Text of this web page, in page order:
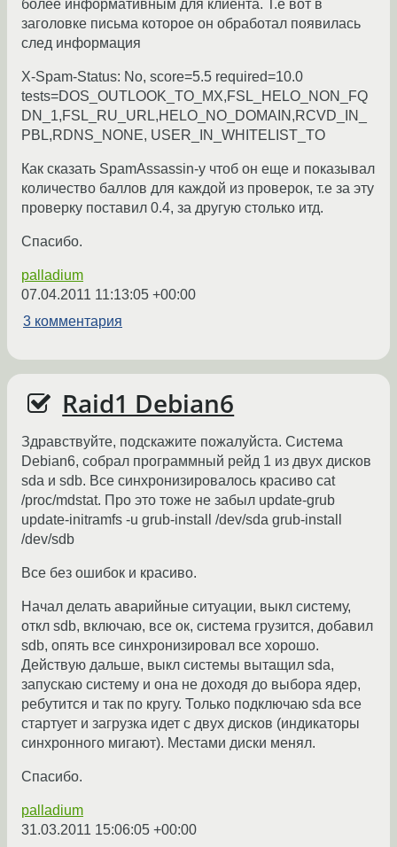
более информативным для клиента. Т.е вот в
заголовке письма которое он обработал появилась
след информация
X-Spam-Status: No, score=5.5 required=10.0
tests=DOS_OUTLOOK_TO_MX,FSL_HELO_NON_FQ
DN_1,FSL_RU_URL,HELO_NO_DOMAIN,RCVD_IN_
PBL,RDNS_NONE, USER_IN_WHITELIST_TO
Как сказать SpamAssassin-у чтоб он еще и показывал
количество баллов для каждой из проверок, т.е за эту
проверку поставил 0.4, за другую столько итд.
Спасибо.
palladium
07.04.2011 11:13:05 +00:00
3 комментария
Raid1 Debian6
Здравствуйте, подскажите пожалуйста. Система
Debian6, собрал программный рейд 1 из двух дисков
sda и sdb. Все синхронизировалось красиво cat
/proc/mdstat. Про это тоже не забыл update-grub
update-initramfs -u grub-install /dev/sda grub-install
/dev/sdb
Все без ошибок и красиво.
Начал делать аварийные ситуации, выкл систему,
откл sdb, включаю, все ок, система грузится, добавил
sdb, опять все синхронизировал все хорошо.
Действую дальше, выкл системы вытащил sda,
запускаю систему и она не доходя до выбора ядер,
ребутится и так по кругу. Только подключаю sda все
стартует и загрузка идет с двух дисков (индикаторы
синхронного мигают). Местами диски менял.
Спасибо.
palladium
31.03.2011 15:06:05 +00:00